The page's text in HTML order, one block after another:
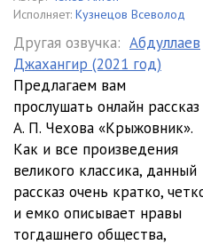
Исполняет: Кузнецов Всеволод
Другая озвучка: Абдуллаев
Джахангир (2021 год)
Предлагаем вам
прослушать онлайн рассказ
А. П. Чехова «Крыжовник».
Как и все произведения
великого классика, данный
рассказ очень кратко,
и емко описывает нравы
тогдашнего общества,